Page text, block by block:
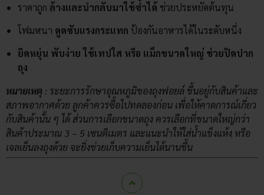
ราคาถูก ล้างและนำกลับมาใช้ซ้ำได้ ช่วยประหยัดต้นทุน
โฟมหนา ดูดซับแรงกระแทก ป้องกันอาหารได้ในระดับหนึ่ง
ยืดหยุ่น พับง่าย ใช้เทปใส หรือ แม็กขนาดใหญ่ ช่วยปิดปาก
ถุง
หมายเหตุ : ระยะการรักษาอุณหภูมิของถุงฟอยล์ ขึ้นอยู่กับสินค้าและ
สภาพอากาศด้วย ลูกค้าควรซื้อไปทดลองก่อน เพื่อให้คาดการณ์เกี่ยว
กับสินค้านั้น ๆ ได้ ส่วนการเลือกขนาดถุง ควรเลือกที่ขนาดใหญ่กว่า
สินค้าประมาณ 3 – 5 เซนติเมตร และแนะนำให้ใส่น้ำแข็งแห้ง หรือ
เจลเย็นลงถุงด้วย จะยิ่งช่วยเก็บความเย็นได้นานขึ้น